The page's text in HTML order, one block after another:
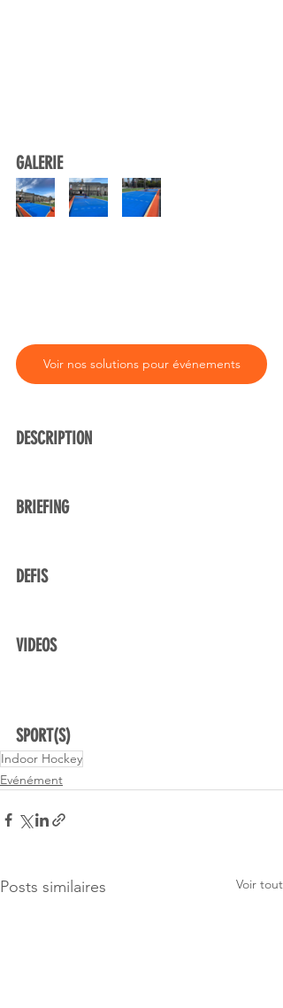
GALERIE
Voir nos solutions pour événements
DESCRIPTION
BRIEFING
DEFIS
VIDEOS
SPORT(S)
Indoor Hockey
Evénément
Posts similaires Voir tout